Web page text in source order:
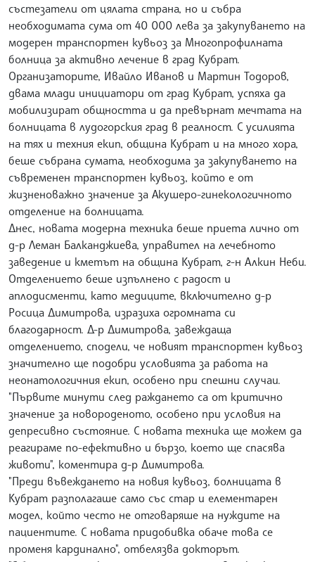
състезатели от цялата страна, но и събра
необходимата сума от 40 000 лева за закупуването на
модерен транспортен кувьоз за Многопрофилната
болница за активно лечение в град Кубрат.
Организаторите, Ивайло Иванов и Мартин Тодоров,
двама млади инициатори от град Кубрат, успяха да
мобилизират общността и да превърнат мечтата на
болницата в лудогорския град в реалност. С усилията
на тях и техния екип, община Кубрат и на много хора,
беше събрана сумата, необходима за закупуването на
съвременен транспортен кувьоз, който е от
жизненоважно значение за Акушеро-гинекологичното
отделение на болницата.
Днес, новата модерна техника беше приета лично от
д-р Леман Балканджиева, управител на лечебното
заведение и кметът на община Кубрат, г-н Алкин Неби.
Отделението беше изпълнено с радост и
аплодисменти, като медиците, включително д-р
Росица Димитрова, изразиха огромната си
благодарност. Д-р Димитрова, завеждаща
отделението, сподели, че новият транспортен кувьоз
значително ще подобри условията за работа на
неонатологичния екип, особено при спешни случаи.
"Първите минути след раждането са от критично
значение за новороденото, особено при условия на
депресивно състояние. С новата техника ще можем да
реагираме по-ефективно и бързо, което ще спасява
животи", коментира д-р Димитрова.
"Преди въвеждането на новия кувьоз, болницата в
Кубрат разполагаше само със стар и елементарен
модел, който често не отговаряше на нуждите на
пациентите. С новата придобивка обаче това се
променя кардинално", отбелязва докторът.